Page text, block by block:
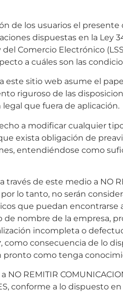
de los usuarios el
dispuestas en la Ley
Comercio Electrónico
a cuáles son las
este sitio web asume el
riguroso de las
que fuera de aplicación.
a modificar cualquier
exista obligación de
entendiéndose como
través de este medio a NO
por lo tanto, no serán
que puedan encontrarse
de nombre de la empresa,
incompleta o
, como consecuencia de lo
como tenga
REMITIR
conforme a lo dispuesto